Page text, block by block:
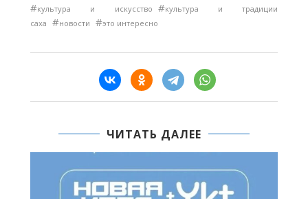
#культура и искусство #культура и традиции
саха #новости #это интересно
ЧИТАТЬ ДАЛЕЕ